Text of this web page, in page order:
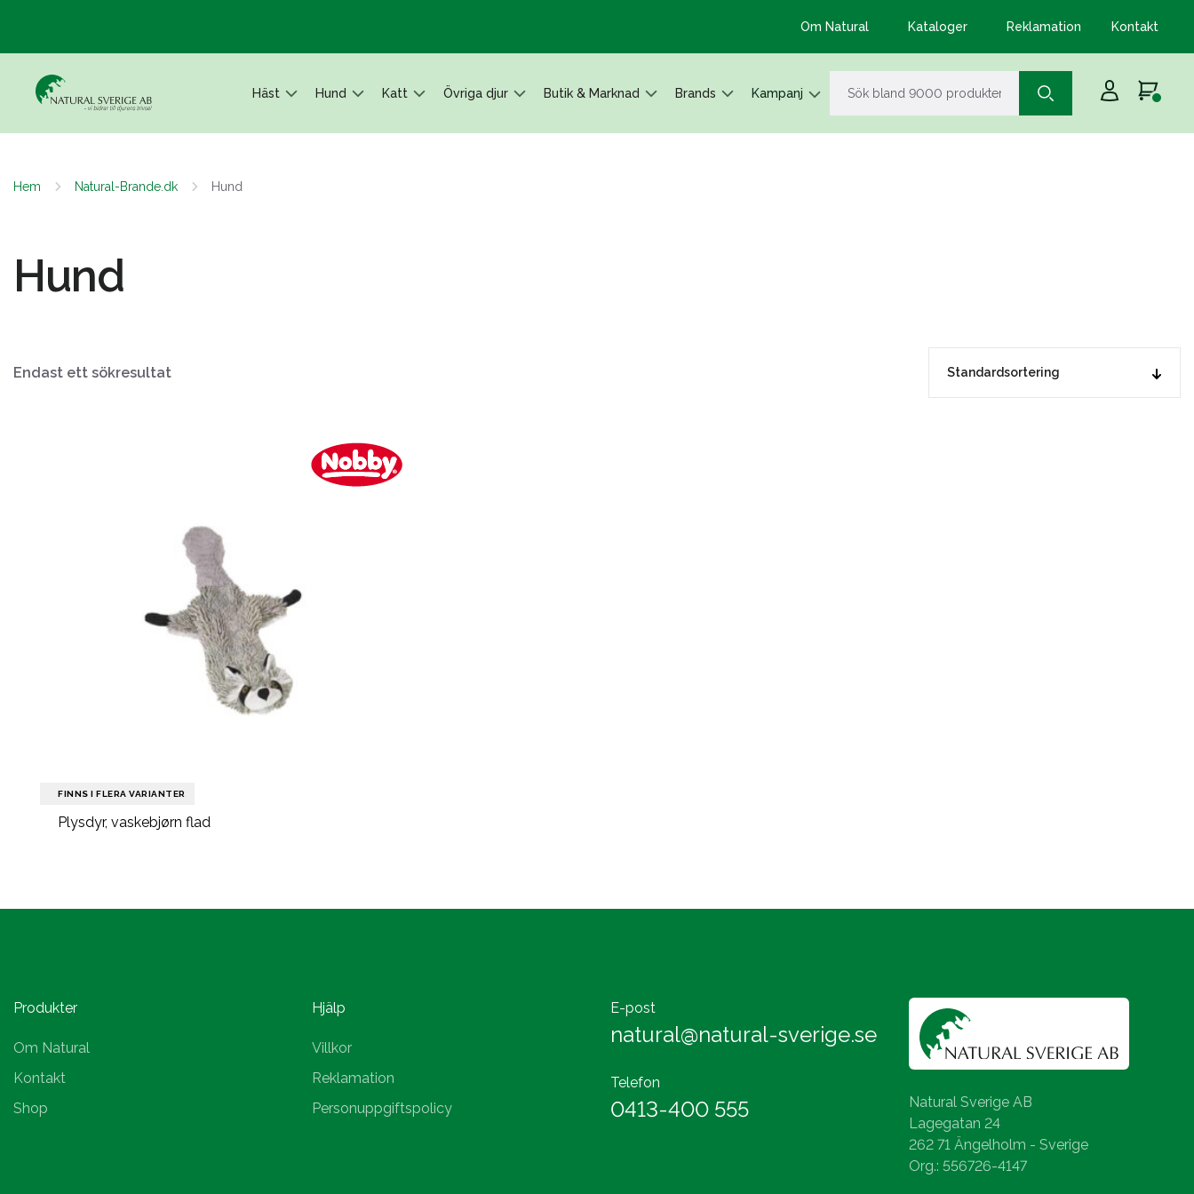
Om Natural Kataloger Reklamation Kontakt
Häst Hund Katt Övriga djur Butik & Marknad Brands Kampanj
Hem Natural-Brande.dk Hund
Hund
Endast ett sökresultat
FINNS I FLERA VARIANTER
Plysdyr, vaskebjørn flad
Produkter
Om Natural
Kontakt
Shop
Hjälp
Villkor
Reklamation
Personuppgiftspolicy
E-post
natural@natural-sverige.se
Telefon
0413-400 555
Natural Sverige AB
Lagegatan 24
262 71 Ängelholm - Sverige
Org.: 556726-4147